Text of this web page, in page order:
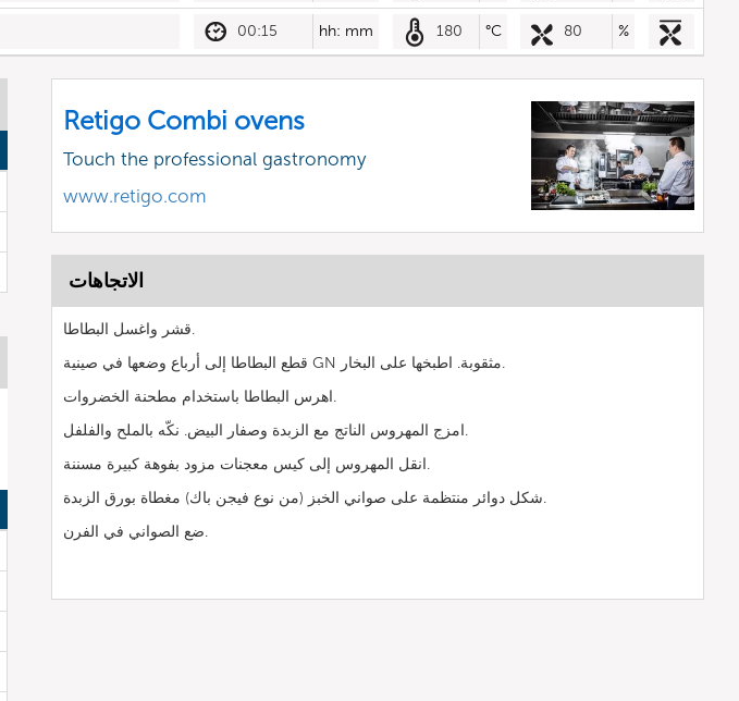
00:15 hh: mm 180 °C 80 %
Retigo Combi ovens
Touch the professional gastronomy
www.retigo.com
الاتجاهات
قشر واغسل البطاطا.
قطع البطاطا إلى أرباع وضعها في صينية GN مثقوبة. اطبخها على البخار.
اهرس البطاطا باستخدام مطحنة الخضروات.
امزج المهروس الناتج مع الزبدة وصفار البيض. نكّه بالملح والفلفل.
انقل المهروس إلى كيس معجنات مزود بفوهة كبيرة مسننة.
شكل دوائر منتظمة على صواني الخبز (من نوع فيجن باك) مغطاة بورق الزبدة.
ضع الصواني في الفرن.